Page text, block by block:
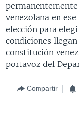
venezolana en
elección para
condiciones
constitución
portavoz del
Compartir